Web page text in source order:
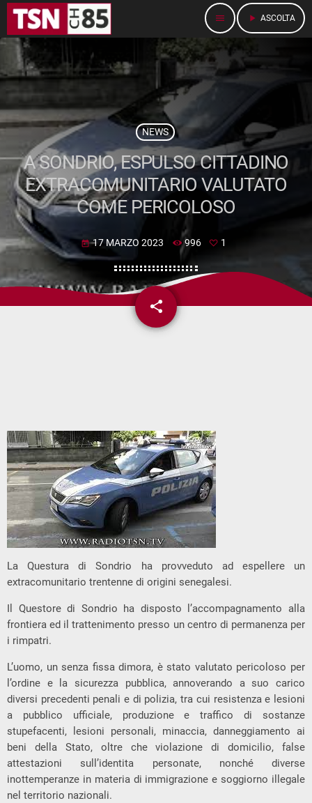
menu play_arrow ASCOLTA
NEWS
A SONDRIO, ESPULSO CITTADINO
EXTRACOMUNITARIO VALUTATO
COME PERICOLOSO
today 17 MARZO 2023 996 1
share
email
La Questura di Sondrio ha provveduto ad espellere un
extracomunitario trentenne di origini senegalesi.
Il Questore di Sondrio ha disposto l’accompagnamento alla
frontiera ed il trattenimento presso un centro di permanenza per
i rimpatri.
L’uomo, un senza fissa dimora, è stato valutato pericoloso per
l’ordine e la sicurezza pubblica, annoverando a suo carico
diversi precedenti penali e di polizia, tra cui resistenza e lesioni
a pubblico ufficiale, produzione e traffico di sostanze
stupefacenti, lesioni personali, minaccia, danneggiamento ai
beni della Stato, oltre che violazione di domicilio, false
attestazioni sull’identita personate, nonché diverse
inottemperanze in materia di immigrazione e soggiorno illegale
nel territorio nazionali.